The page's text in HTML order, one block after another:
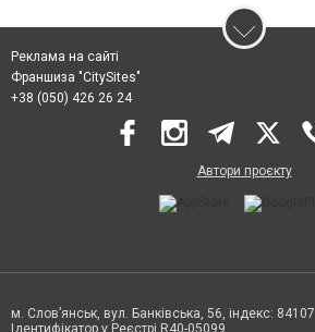
Реклама на сайті
Франшиза "CitySites"
+38 (050) 426 26 24
Автори проєкту
м. Слов’янськ, вул. Банківська, 56, індекс: 84107
Ідентифікатор у Реєстрі R40-05099